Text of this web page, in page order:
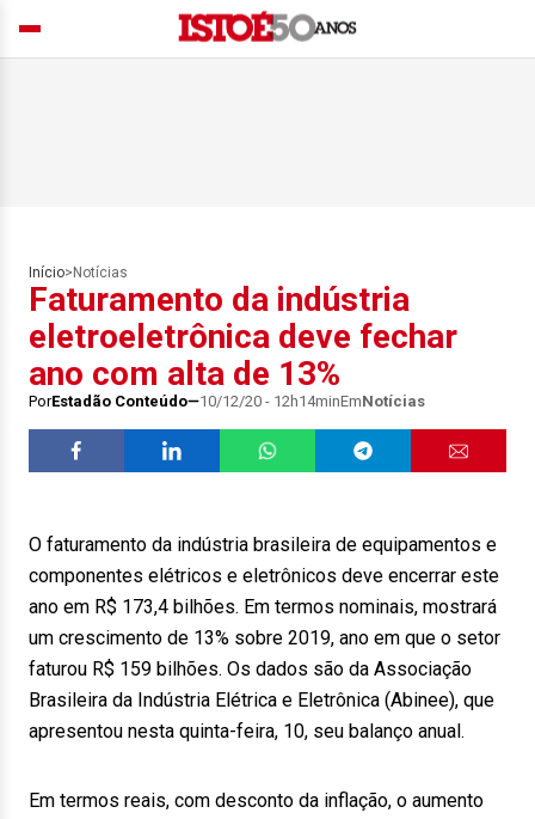
Início> Notícias
Faturamento da indústria
eletroeletrônica deve fechar
ano com alta de 13%
PorEstadão Conteúdo 10/12/20 - 12h14minEmNotícias
O faturamento da indústria brasileira de equipamentos e
componentes elétricos e eletrônicos deve encerrar este
ano em R$ 173,4 bilhões. Em termos nominais, mostrará
um crescimento de 13% sobre 2019, ano em que o setor
faturou R$ 159 bilhões. Os dados são da Associação
Brasileira da Indústria Elétrica e Eletrônica (Abinee), que
apresentou nesta quinta-feira, 10, seu balanço anual.
Em termos reais, com desconto da inflação, o aumento